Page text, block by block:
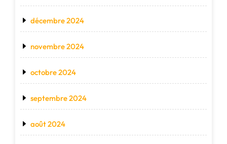
décembre 2024
novembre 2024
octobre 2024
septembre 2024
août 2024